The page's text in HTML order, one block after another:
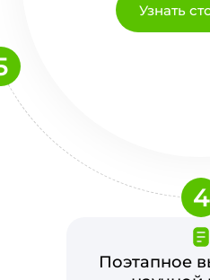
Узнать
Поэтапное
4